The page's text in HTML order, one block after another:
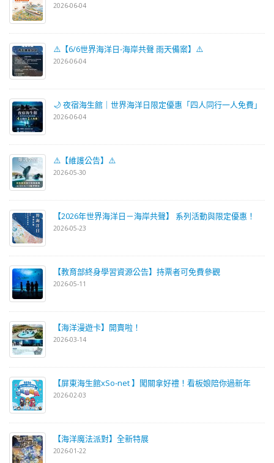
2026-06-04
⚠️【6/6世界海洋日-海岸共聲 雨天備案】⚠️
2026-06-04
🌙 夜宿海生館｜世界海洋日限定優惠「四人同行一人免費」
2026-06-04
⚠️【維護公告】⚠️
2026-05-30
【2026年世界海洋日－海岸共聲】 系列活動與限定優惠！
2026-05-23
【教育部終身學習資源公告】持票者可免費參觀
2026-05-11
【海洋漫遊卡】開賣啦！
2026-03-14
【屏東海生館xSo-net 】闖關拿好禮！看板娘陪你過新年
2026-02-03
【海洋魔法派對】全新特展
2026-01-22